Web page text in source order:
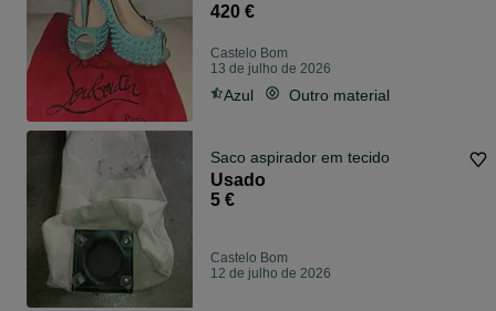
420 €
Castelo Bom
13 de julho de 2026
Azul Outro material
Saco aspirador em tecido
Usado
5 €
Castelo Bom
12 de julho de 2026